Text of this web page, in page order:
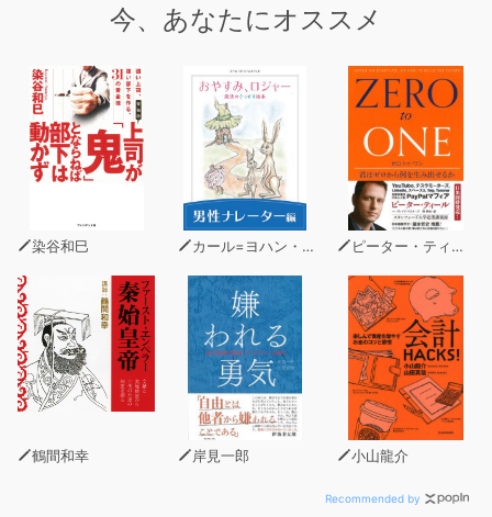
締役の関係は? など・・・
寧に答えてくれます。
今、あなたにオススメ
染谷和巳 カール=ヨハン・エリーン ピーター・ティール
鶴間和幸 岸見一郎 小山龍介
Recommended by